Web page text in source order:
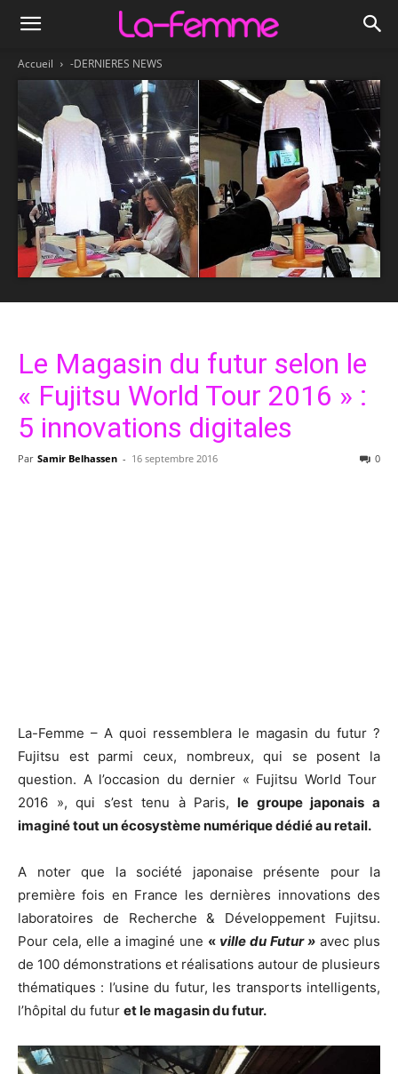
Accueil -DERNIERES NEWS
Le Magasin du futur selon le
« Fujitsu World Tour 2016 » :
5 innovations digitales
Par Samir Belhassen - 16 septembre 2016 0
La-Femme – A quoi ressemblera le magasin du futur ?
Fujitsu est parmi ceux, nombreux, qui se posent la
question. A l’occasion du dernier « Fujitsu World Tour
2016 », qui s’est tenu à Paris, le groupe japonais a
imaginé tout un écosystème numérique dédié au retail.
A noter que la société japonaise présente pour la
première fois en France les dernières innovations des
laboratoires de Recherche & Développement Fujitsu.
Pour cela, elle a imaginé une « ville du Futur » avec plus
de 100 démonstrations et réalisations autour de plusieurs
thématiques : l’usine du futur, les transports intelligents,
l’hôpital du futur et le magasin du futur.